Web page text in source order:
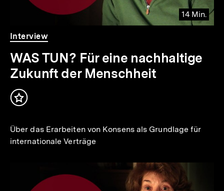
14 Min.
Video
Dauer
14
Min.
Interview
WAS TUN? Für eine nachhaltige
Zukunft der Menschheit
Inhalt
Über das Erarbeiten von Konsens als Grundlage für
internationale Verträge